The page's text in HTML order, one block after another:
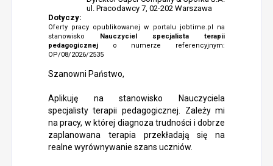
ul. Pracodawcy 7, 02-202 Warszawa
Dotyczy:
Oferty pracy opublikowanej w portalu jobtime.pl na
stanowisko Nauczyciel specjalista terapii
pedagogicznejo numerze referencyjnym:
OP/08/2026/2535
Szanowni Państwo,
Aplikuję na stanowisko Nauczyciela
specjalisty terapii pedagogicznej. Zależy mi
na pracy, w której diagnoza trudności i dobrze
zaplanowana terapia przekładają się na
realne wyrównywanie szans uczniów.